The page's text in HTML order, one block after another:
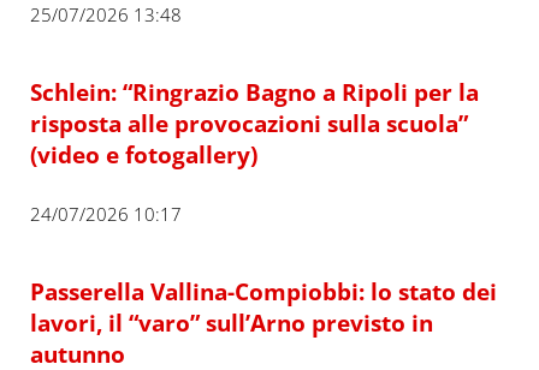
25/07/2026 13:48
Schlein: “Ringrazio Bagno a Ripoli per la
risposta alle provocazioni sulla scuola”
(video e fotogallery)
24/07/2026 10:17
Passerella Vallina-Compiobbi: lo stato dei
lavori, il “varo” sull’Arno previsto in
autunno